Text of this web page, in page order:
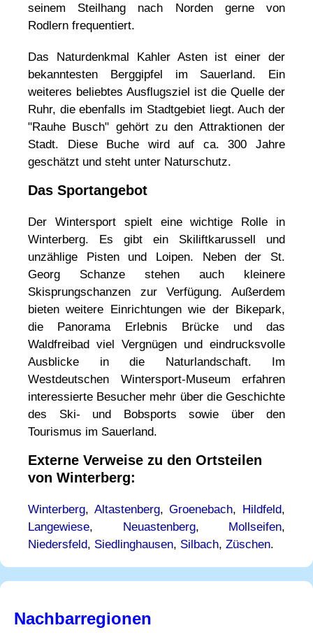
seinem Steilhang nach Norden gerne von
Rodlern frequentiert.
Das Naturdenkmal Kahler Asten ist einer der
bekanntesten Berggipfel im Sauerland. Ein
weiteres beliebtes Ausflugsziel ist die Quelle der
Ruhr, die ebenfalls im Stadtgebiet liegt. Auch der
"Rauhe Busch" gehört zu den Attraktionen der
Stadt. Diese Buche wird auf ca. 300 Jahre
geschätzt und steht unter Naturschutz.
Das Sportangebot
Der Wintersport spielt eine wichtige Rolle in
Winterberg. Es gibt ein Skiliftkarussell und
unzählige Pisten und Loipen. Neben der St.
Georg Schanze stehen auch kleinere
Skisprungschanzen zur Verfügung. Außerdem
bieten weitere Einrichtungen wie der Bikepark,
die Panorama Erlebnis Brücke und das
Waldfreibad viel Vergnügen und eindrucksvolle
Ausblicke in die Naturlandschaft. Im
Westdeutschen Wintersport-Museum erfahren
interessierte Besucher mehr über die Geschichte
des Ski- und Bobsports sowie über den
Tourismus im Sauerland.
Externe Verweise zu den Ortsteilen
von Winterberg:
Winterberg, Altastenberg,Groenebach, Hildfeld,
Langewiese, Neuastenberg, Mollseifen,
Niedersfeld, Siedlinghausen, Silbach, Züschen.
Nachbarregionen